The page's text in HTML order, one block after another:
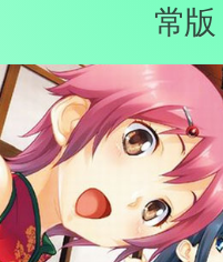
常版